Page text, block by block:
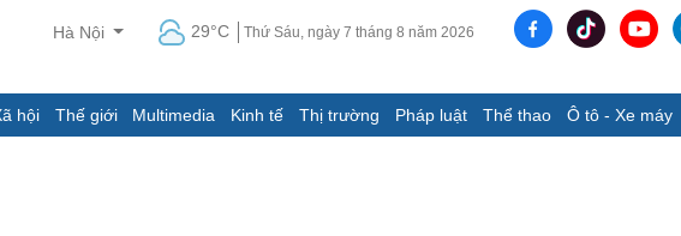
Hà Nội 29°C Thứ Sáu, ngày 7 tháng 8 năm 2026
hội Thế giới Multimedia Kinh tế Thị trường Pháp luật Thể thao Ô tô - Xe máy